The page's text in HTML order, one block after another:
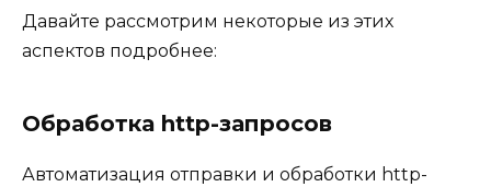
Давайте рассмотрим некоторые из этих
аспектов подробнее:
Обработка http-запросов
Автоматизация отправки и обработки http-